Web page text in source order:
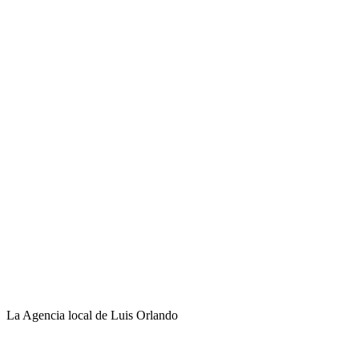
La Agencia local de Luis Orlando